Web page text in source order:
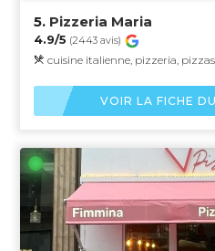
5. Pizzeria Maria
4.9/5 (2443 avis)
cuisine italienne, pizzeria,
VOIR LA FICHE